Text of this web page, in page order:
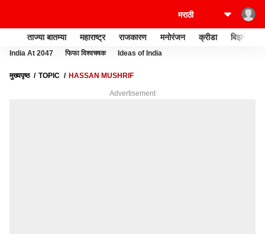
ताज्या बातम्या महाराष्ट्र राजकारण मनोरंजन क्रीडा बिझनेस
India At 2047 फिफा विश्वचषक Ideas of India
मुख्यपृष्ठ TOPIC HASSAN MUSHRIF
Advertisement